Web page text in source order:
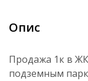
Опис
Продажа 1к в
подземным